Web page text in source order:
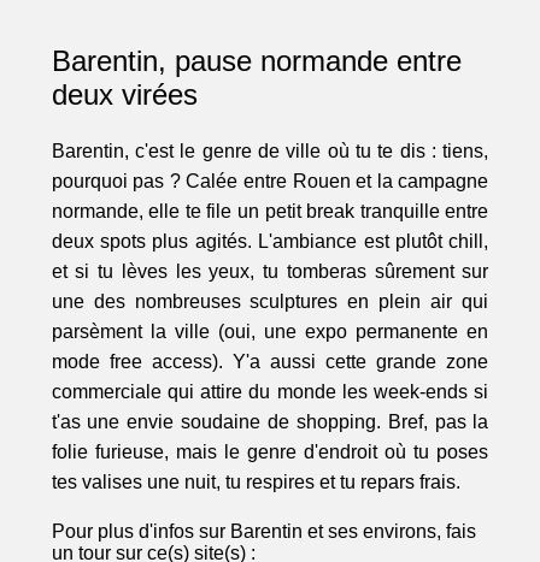
Barentin, pause normande entre
deux virées
Barentin, c'est le genre de ville où tu te dis : tiens,
pourquoi pas ? Calée entre Rouen et la campagne
normande, elle te file un petit break tranquille entre
deux spots plus agités. L'ambiance est plutôt chill,
et si tu lèves les yeux, tu tomberas sûrement sur
une des nombreuses sculptures en plein air qui
parsèment la ville (oui, une expo permanente en
mode free access). Y'a aussi cette grande zone
commerciale qui attire du monde les week-ends si
t'as une envie soudaine de shopping. Bref, pas la
folie furieuse, mais le genre d'endroit où tu poses
tes valises une nuit, tu respires et tu repars frais.
Pour plus d'infos sur Barentin et ses environs, fais
un tour sur ce(s) site(s) :